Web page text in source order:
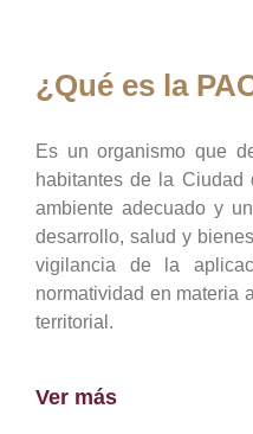
¿Qué es la
Es un organismo que
habitantes de la Ciudad
ambiente adecuado y
desarrollo, salud y
vigilancia de la
normatividad en materia
territorial.
Ver más